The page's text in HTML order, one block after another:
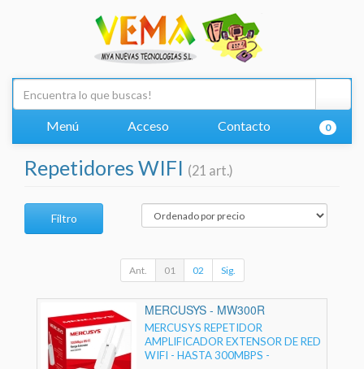
Menú Acceso Contacto 0
Repetidores WIFI (21 art.)
Filtro
Ant. 01 02 Sig.
MERCUSYS - MW300R
MERCUSYS REPETIDOR
AMPLIFICADOR EXTENSOR DE RED
WIFI - HASTA 300MBPS -